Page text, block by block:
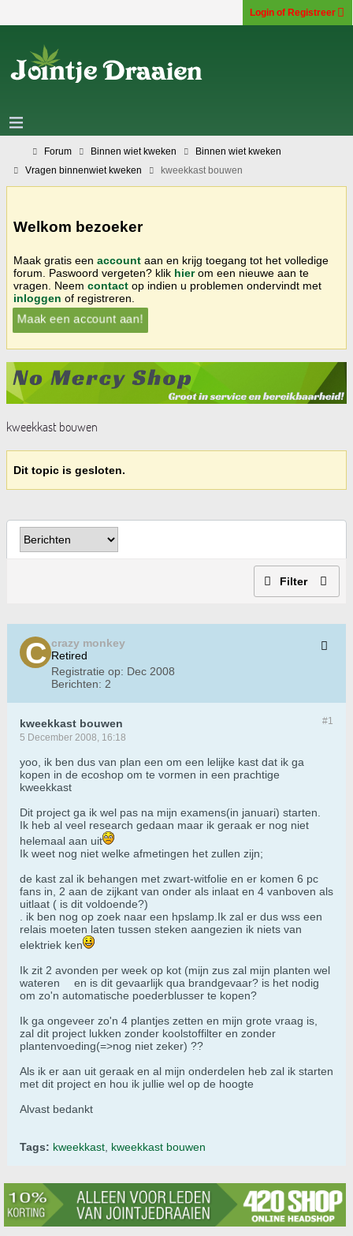
Login of Registreer
Forum Binnen wiet kweken
Binnen wiet kweken
Vragen binnenwiet kweken
kweekkast bouwen
Welkom bezoeker
Maak gratis een account aan en krijg toegang tot het volledige
forum. Paswoord vergeten? klik hierom een nieuwe aan te
vragen. Neem contact op indien u problemen ondervindt met
inloggen of registreren.
Maak een account aan!
kweekkast bouwen
Dit topic is gesloten.
Filter
crazy monkey
Retired
Registratie op: Dec 2008
Berichten: 2
#1
kweekkast bouwen
5 December 2008, 16:18
yoo, ik ben dus van plan een om een lelijke kast dat ik ga
kopen in de ecoshop om te vormen in een prachtige
kweekkast
Dit project ga ik wel pas na mijn examens(in januari) starten.
Ik heb al veel research gedaan maar ik geraak er nog niet
helemaal aan uit
Ik weet nog niet welke afmetingen het zullen zijn;
de kast zal ik behangen met zwart-witfolie en er komen 6 pc
fans in, 2 aan de zijkant van onder als inlaat en 4 vanboven als
uitlaat ( is dit voldoende?)
. ik ben nog op zoek naar een hpslamp.Ik zal er dus wss een
relais moeten laten tussen steken aangezien ik niets van
elektriek ken
Ik zit 2 avonden per week op kot (mijn zus zal mijn planten wel
wateren
en is dit gevaarlijk qua brandgevaar? is het nodig
om zo'n automatische poederblusser te kopen?
Ik ga ongeveer zo'n 4 plantjes zetten en mijn grote vraag is,
zal dit project lukken zonder koolstoffilter en zonder
plantenvoeding(=>nog niet zeker) ??
Als ik er aan uit geraak en al mijn onderdelen heb zal ik starten
met dit project en hou ik jullie wel op de hoogte
Alvast bedankt
Tags: kweekkast kweekkast bouwen